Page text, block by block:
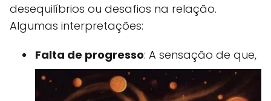
desequilíbrios ou desafios na relação.
Algumas interpretações:
Falta de progresso: A sensação de que,